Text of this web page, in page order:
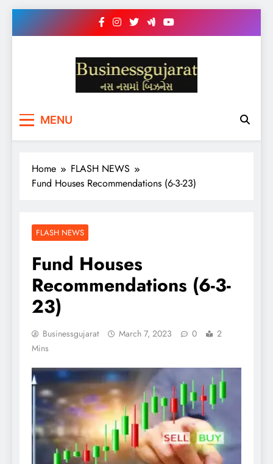
BUSINESS GUJARAT
MENU
Home
FLASH NEWS
Fund Houses Recommendations (6-3-23)
FLASH NEWS
Fund Houses
Recommendations (6-3-
23)
Businessgujarat March 7, 2023 0
2
Mins